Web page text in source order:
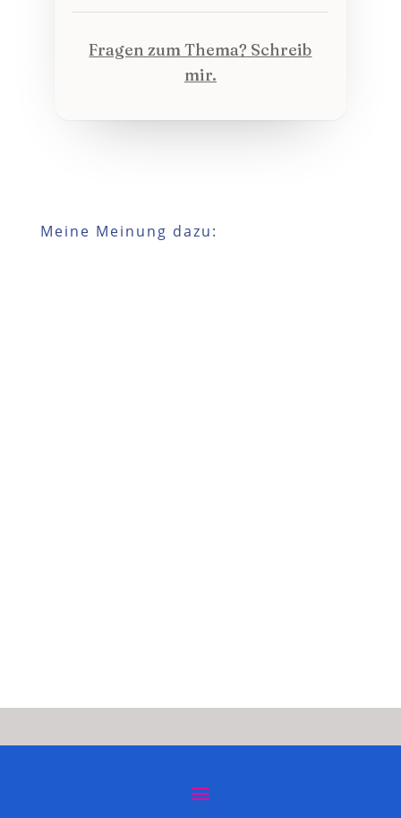
Fragen zum Thema? Schreib
mir.
Meine Meinung dazu: